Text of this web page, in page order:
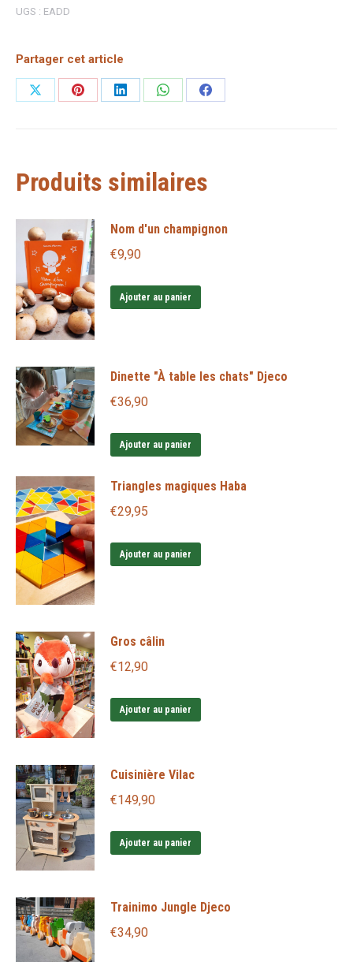
UGS : EADD
Partager cet article
PartagerPartagerPartagerPartagerPartager
Produits similaires
Nom d'un champignon
€9,90
Ajouter au panier
Dinette "À table les chats" Djeco
€36,90
Ajouter au panier
Triangles magiques Haba
€29,95
Ajouter au panier
Gros câlin
€12,90
Ajouter au panier
Cuisinière Vilac
€149,90
Ajouter au panier
Trainimo Jungle Djeco
€34,90